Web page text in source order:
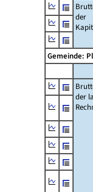
der
Gemeinde:
der